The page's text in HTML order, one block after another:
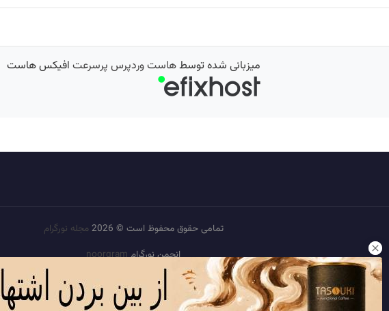
میزبانی شده توسطهاست وردپرس پرسرعت افیکس هاست
تمامی حقوق محفوظ است © 2026
مجله نورگرام
انجمن نورگرامnoorgram
سایت هم معنی